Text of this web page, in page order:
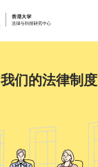
我们的法律制度